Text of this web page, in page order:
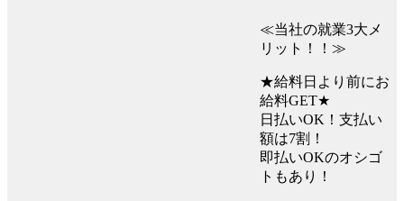
≪当社の就業3大メ
リット！！≫
★給料日より前にお
給料GET★
日払いOK！支払い
額は7割！
即払いOKのオシゴ
トもあり！